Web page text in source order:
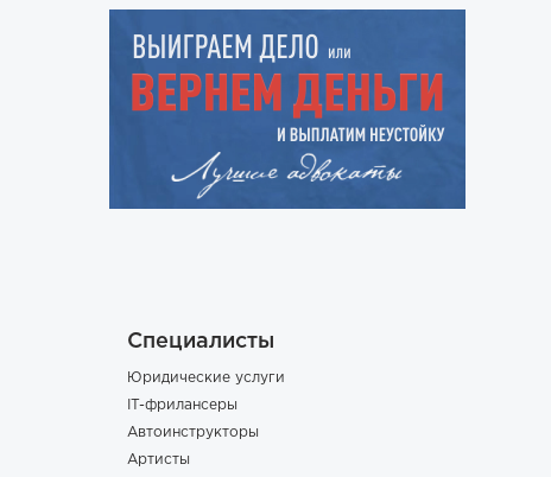
Специалисты
Юридические услуги
IT-фрилансеры
Автоинструкторы
Артисты